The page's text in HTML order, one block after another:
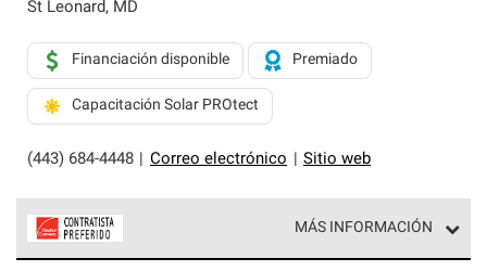
St Leonard, MD
(443) 684-4448 Correo electrónico Sitio web
Financiación disponible Premiado
Capacitación Solar PROtect
MÁS INFORMACIÓN